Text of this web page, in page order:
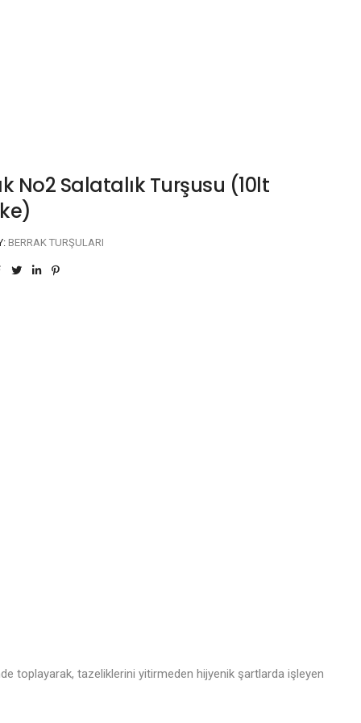
No2 Salatalık Turşusu (10lt
BERRAK TURŞULARI
toplayarak, tazeliklerini yitirmeden hijyenik şartlarda işleyen